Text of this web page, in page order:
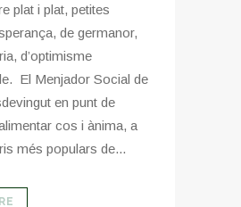
plat i plat, petites
de germanor,
d’optimisme
El Menjador Social de
en punt de
cos i ànima, a
més populars de...